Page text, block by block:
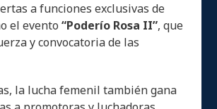
a funciones exclusivas de
el evento“Poderío Rosa II”, que
y convocatoria de las
la lucha femenil también gana